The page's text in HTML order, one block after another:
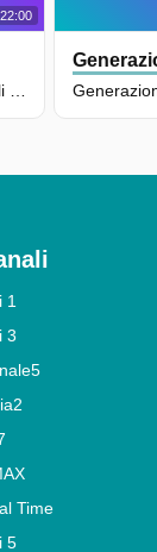
22:00
1
3
Time
5